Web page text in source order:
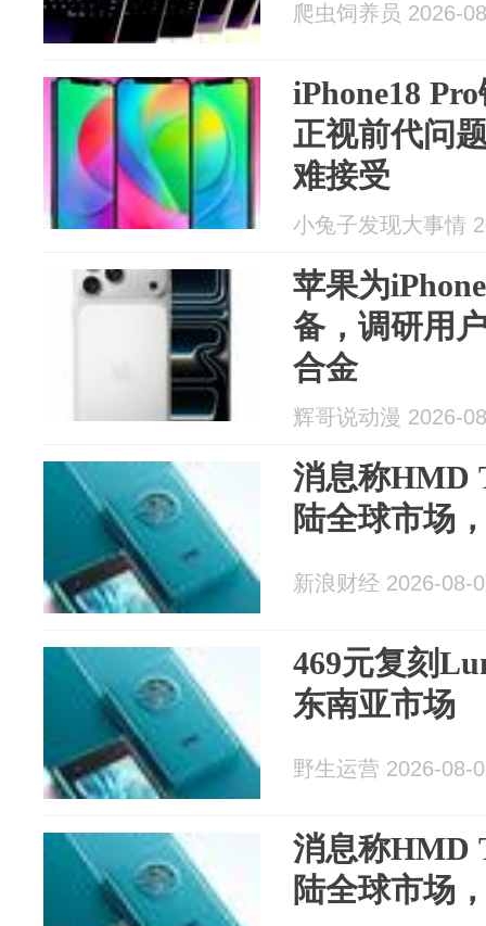
爬虫饲养员 2026-
iPhone18
正视前代问
难接受
小兔子发现大事情
苹果为
备，调研用
合金
辉哥说动漫 2026-
消息称HMD
陆全球市场
新浪财经 2026-08-
469元复刻
东南亚市场
野生运营 2026-08-
消息称HMD
陆全球市场